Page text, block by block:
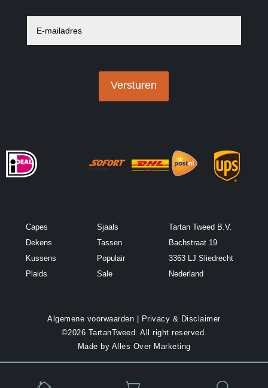
E
a
Versturen
Capes
Dekens
Kussens
Plaids
Sjaals
Tassen
Populair
Sale
Tartan Tweed B.V.
Bachstraat 19
3363 LJ Sliedrecht
Nederland
Algemene voorwaarden
Privacy & Disclaimer
©2026 TartanTweed. All right reserved.
Made by Alles Over Marketing